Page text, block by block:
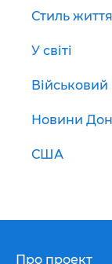
Стиль життя
У світі
Новини
США
Про проект